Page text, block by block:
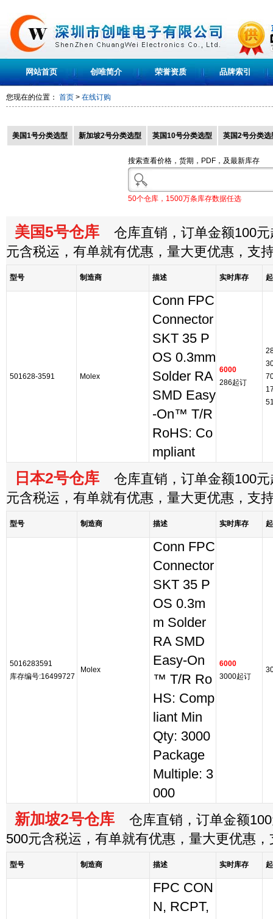
网站首页 创唯简介 荣誉资质 品牌索引
您现在的位置： 首页 > 在线订购
美国1号分类选型 新加坡2号分类选型 英国10号分类选型 英国2号分类选
搜索查看价格，货期，PDF，及最新库存
50个仓库，1500万条库存数据任选
美国5号仓库 仓库直销，订单金额100元
元含税运，有单就有优惠，量大更优惠，支
型号 制造商 描述 实时库存
501628-3591 Molex
Conn FPC
Connector
SKT 35 P
OS 0.3mm
Solder RA
SMD Easy
-On™ T/R
RoHS: Co
mpliant
6000
286起订
日本2号仓库 仓库直销，订单金额100元
元含税运，有单就有优惠，量大更优惠，支
型号 制造商 描述 实时库存
5016283591
库存编号:16499727
Molex
Conn FPC
Connector
SKT 35 P
OS 0.3m
m Solder
RA SMD
Easy-On
™ T/R Ro
HS: Comp
liant Min
Qty: 3000
Package
Multiple: 3
000
6000
3000起订
新加坡2号仓库 仓库直销，订单金额
500元含税运，有单就有优惠，量大更优惠
型号 制造商 描述 实时库存
FPC CON
N, RCPT,